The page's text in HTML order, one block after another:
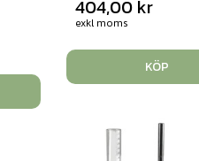
404,00 kr
exkl moms
KÖP